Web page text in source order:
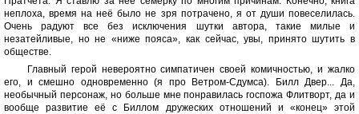
неплоха, время на неё было не зря потрачено, я от души повеселилась.
Очень радуют все без исключения шутки автора, такие милые и
незатейливые, но не «ниже пояса», как сейчас, увы, принято шутить в
обществе.
Главный герой невероятно симпатичен своей комичностью, и жалко
его, и смешно одновременно (я про Ветром-Сдумса). Билл Двер... Да,
необычный персонаж, но больше мне понравилась госпожа Флитворт, да и
вообще развитие её с Биллом дружеских отношений и «конец» этой